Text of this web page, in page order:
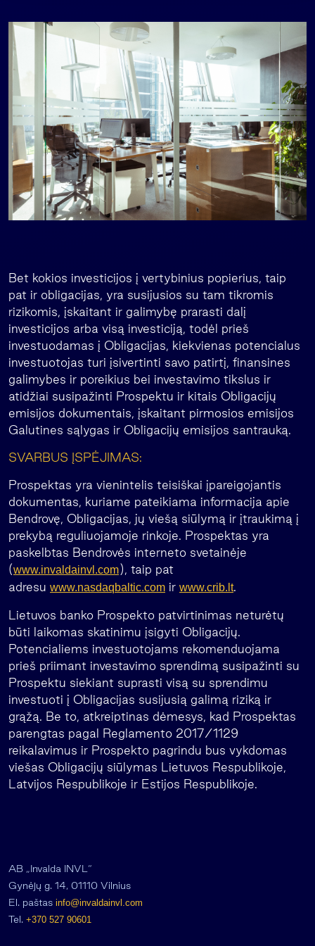
Bet kokios investicijos į vertybinius popierius, taip
pat ir obligacijas, yra susijusios su tam tikromis
rizikomis, įskaitant ir galimybę prarasti dalį
investicijos arba visą investiciją, todėl prieš
investuodamas į Obligacijas, kiekvienas potencialus
investuotojas turi įsivertinti savo patirtį, finansines
galimybes ir poreikius bei investavimo tikslus ir
atidžiai susipažinti Prospektu ir kitais Obligacijų
emisijos dokumentais, įskaitant pirmosios emisijos
Galutines sąlygas ir Obligacijų emisijos santrauką.
SVARBUS ĮSPĖJIMAS:
Prospektas yra vienintelis teisiškai įpareigojantis
dokumentas, kuriame pateikiama informacija apie
Bendrovę, Obligacijas, jų viešą siūlymą ir įtraukimą į
prekybą reguliuojamoje rinkoje. Prospektas yra
paskelbtas Bendrovės interneto svetainėje
(www.invaldainvl.com), taip pat
adresu www.nasdaqbaltic.com ir www.crib.lt.
Lietuvos banko Prospekto patvirtinimas neturėtų
būti laikomas skatinimu įsigyti Obligacijų.
Potencialiems investuotojams rekomenduojama
prieš priimant investavimo sprendimą susipažinti su
Prospektu siekiant suprasti visą su sprendimu
investuoti į Obligacijas susijusią galimą riziką ir
grąžą. Be to, atkreiptinas dėmesys, kad Prospektas
parengtas pagal Reglamento 2017/1129
reikalavimus ir Prospekto pagrindu bus vykdomas
viešas Obligacijų siūlymas Lietuvos Respublikoje,
Latvijos Respublikoje ir Estijos Respublikoje.
AB „Invalda INVL“
Gynėjų g. 14, 01110 Vilnius
El. paštas info@invaldainvl.com
Tel. +370 527 90601